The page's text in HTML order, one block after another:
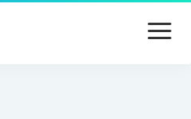
otevřít
menu